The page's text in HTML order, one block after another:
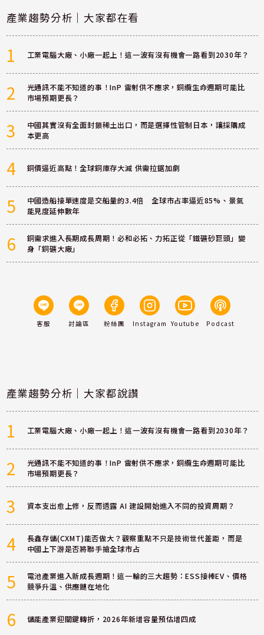
產業趨勢分析｜大家都在看
1 工業電腦大廠、小廠一起上！這一波有沒有機會一路看到2030年？
2
光通訊不能不知道的事！InP 雷射供不應求，銅纜生命週期可能比
市場預期更長？
3
中國其實沒有全面封鎖稀土出口，而是選擇性管制日本，讓採購成
本更高
4 銅價逼近高點！全球銅庫存大減 供需拉鋸加劇
5
中國造船接單速度是交船量的3.4倍 全球市占率逼近85%、景氣
能見度延伸數年
6
銅需求進入長期成長周期！必和必拓、力拓正從「鐵礦砂巨頭」變
身「銅礦大廠」
客服 討論區 粉絲團 Instagram Youtube Podcast
產業趨勢分析｜大家都說讚
1 工業電腦大廠、小廠一起上！這一波有沒有機會一路看到2030年？
2
光通訊不能不知道的事！InP 雷射供不應求，銅纜生命週期可能比
市場預期更長？
3 資本支出愈上修，反而透露 AI 建設開始進入不同的投資周期？
4
長鑫存儲(CXMT)能否做大？觀察重點不只是技術世代差距，而是
中國上下游是否將聯手搶全球市占
5
電池產業進入新成長週期！這一輪的三大趨勢：ESS接棒EV、價格
競爭升溫、供應鏈在地化
6 儲能產業迎關鍵轉折，2026年新增容量預估增四成